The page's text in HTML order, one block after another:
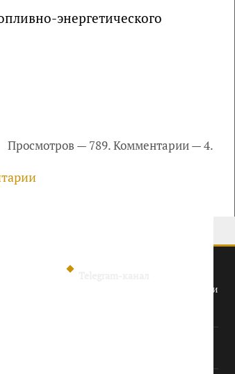
энергетического
Просмотров — 789. Комментарии — 4.
Политика конфиденциальности